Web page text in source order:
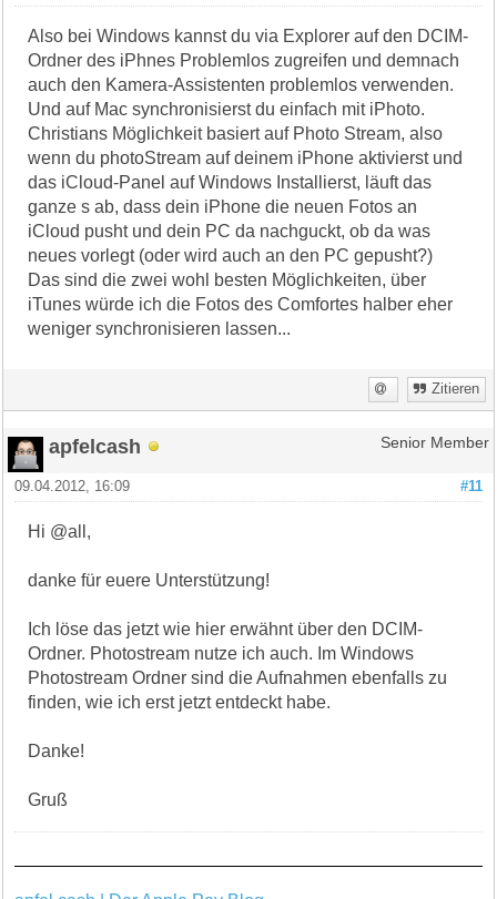
Also bei Windows kannst du via Explorer auf den DCIM-
Ordner des iPhnes Problemlos zugreifen und demnach
auch den Kamera-Assistenten problemlos verwenden.
Und auf Mac synchronisierst du einfach mit iPhoto.
Christians Möglichkeit basiert auf Photo Stream, also
wenn du photoStream auf deinem iPhone aktivierst und
das iCloud-Panel auf Windows Installierst, läuft das
ganze s ab, dass dein iPhone die neuen Fotos an
iCloud pusht und dein PC da nachguckt, ob da was
neues vorlegt (oder wird auch an den PC gepusht?)
Das sind die zwei wohl besten Möglichkeiten, über
iTunes würde ich die Fotos des Comfortes halber eher
weniger synchronisieren lassen...
Zitieren
apfelcash Senior Member
#11
09.04.2012, 16:09
Hi @all,
danke für euere Unterstützung!
Ich löse das jetzt wie hier erwähnt über den DCIM-
Ordner. Photostream nutze ich auch. Im Windows
Photostream Ordner sind die Aufnahmen ebenfalls zu
finden, wie ich erst jetzt entdeckt habe.
Danke!
Gruß